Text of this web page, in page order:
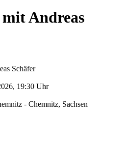
Andreas
Schäfer
, 19:30 Uhr
- Chemnitz, Sachsen